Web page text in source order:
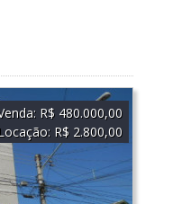
R$ 480.000,00
R$ 2.800,00